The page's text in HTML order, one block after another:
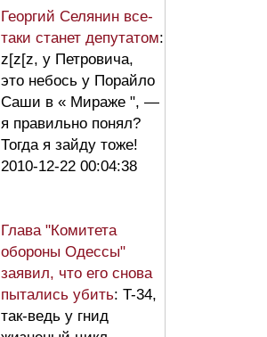
Георгий Селянин все-
таки станет депутатом:
z[z[z, у Петровича,
это небось у Порайло
Саши в « Мираже ", —
я правильно понял?
Тогда я зайду тоже!
2010-12-22 00:04:38
Глава "Комитета
обороны Одессы"
заявил, что его снова
пытались убить: T-34,
так-ведь у гнид